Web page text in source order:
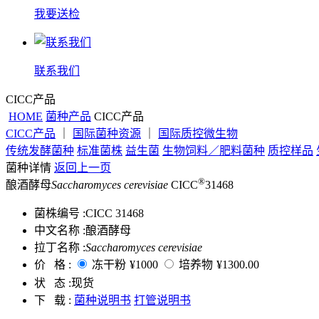
我要送检
联系我们
CICC产品
HOME 菌种产品 CICC产品
CICC产品
国际菌种资源
国际质控微生物
传统发酵菌种 标准菌株 益生菌 生物饲料／肥料菌种 质控样品
菌种详情 返回上一页
酿酒酵母Saccharomyces cerevisiae CICC®31468
菌株编号 :CICC 31468
中文名称 :酿酒酵母
拉丁名称 :Saccharomyces cerevisiae
价 格 :
冻干粉 ¥1000 培养物 ¥1300.00
状 态 :现货
下 载 : 菌种说明书 打管说明书